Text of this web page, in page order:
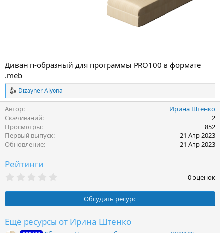
Диван п-образный для программы PRO100 в формате
.meb
Р
е
а
к
ц
и
и
:
Dizayner Alyona
Автор
Ирина Штенко
Скачиваний
2
Просмотры
852
Первый выпуск
21 Апр 2023
Обновление
21 Апр 2023
Рейтинги
0
з
ё
з
0 оценок
Обсудить ресурс
Ещё ресурсы от Ирина Штенко